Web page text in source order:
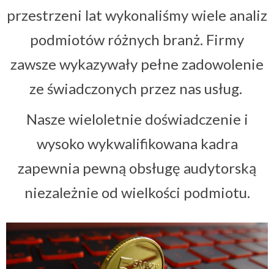
przestrzeni lat wykonaliśmy wiele analiz
podmiotów różnych branż. Firmy
zawsze wykazywały pełne zadowolenie
ze świadczonych przez nas usług.
Nasze wieloletnie doświadczenie i
wysoko wykwalifikowana kadra
zapewnia pewną obsługę audytorską
niezależnie od wielkości podmiotu.